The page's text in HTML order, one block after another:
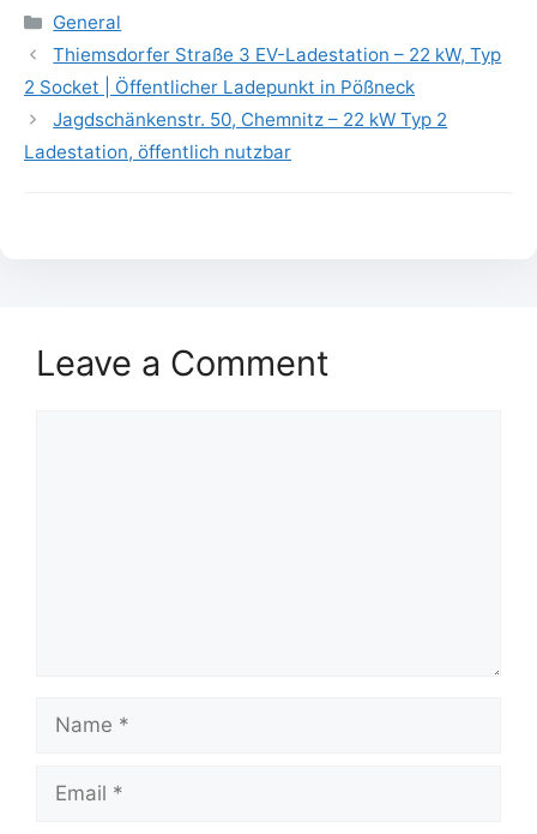
Categories
General
Thiemsdorfer Straße 3 EV-Ladestation – 22 kW, Typ
2 Socket | Öffentlicher Ladepunkt in Pößneck
Jagdschänkenstr. 50, Chemnitz – 22 kW Typ 2
Ladestation, öffentlich nutzbar
Leave a Comment
Name
Email